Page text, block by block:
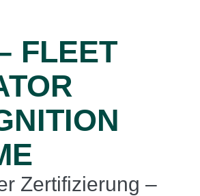
FLEET
Zertifizierung –